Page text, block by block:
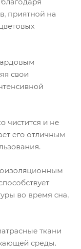
приятной на
свои
чистится и не
его отличным
во время сна,
ткани
среды.